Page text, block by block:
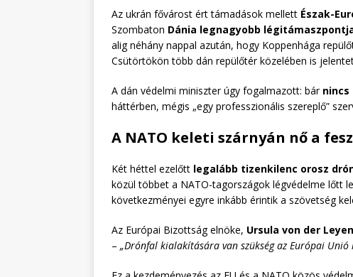
Az ukrán fővárost ért támadások mellett Észak-
Szombaton Dánia legnagyobb
alig néhány nappal azután, hogy Koppenhága
Csütörtökön több dán repülőtér közelében is
A dán védelmi miniszter úgy fogalmazott: bár
háttérben, mégis „egy professzionális szereplő”
A NATO keleti szárnyán nő a
Két héttel ezelőtt legalább tizenkilenc orosz
közül többet a NATO-tagországok légvédelme lőtt
következményei egyre inkább érintik a szövetség
Az Európai Bizottság elnöke, Ursula von der Leyen
– „Drónfal kialakítására van szükség az Európai